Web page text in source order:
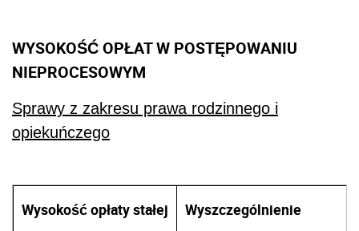
WYSOKOŚĆ OPŁAT W POSTĘPOWANIU
NIEPROCESOWYM
Sprawy z zakresu prawa rodzinnego i
opiekuńczego
Wysokość opłaty stałej Wyszczególnienie